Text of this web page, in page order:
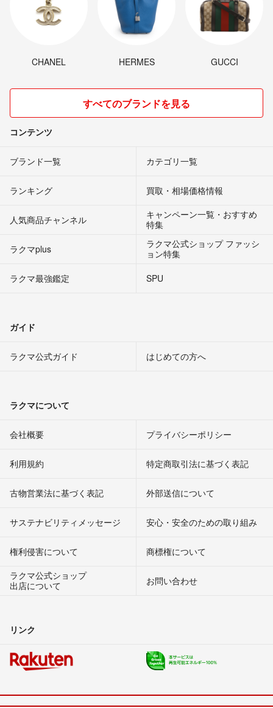
CHANEL HERMES GUCCI
すべてのブランドを見る
コンテンツ
ブランド一覧 カテゴリ一覧
ランキング 買取・相場価格情報
人気商品チャンネル
キャンペーン一覧・おすすめ
特集
ラクマplus
ラクマ公式ショップ ファッシ
ョン特集
ラクマ最強鑑定
SPU
ガイド
ラクマ公式ガイド はじめての方へ
ラクマについて
会社概要 プライバシーポリシー
利用規約 特定商取引法に基づく表記
古物営業法に基づく表記 外部送信について
サステナビリティメッセージ 安心・安全のための取り組み
権利侵害について
商標権について
ラクマ公式ショップ
出店について
お問い合わせ
リンク